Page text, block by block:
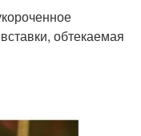
обтекаемая